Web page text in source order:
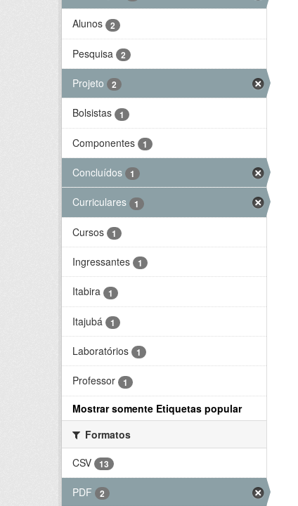
Alunos 2
Pesquisa 2
Projeto 2
Bolsistas 1
Componentes 1
Concluídos 1
Curriculares 1
Cursos 1
Ingressantes 1
Itabira 1
Itajubá 1
Laboratórios 1
Professor 1
Mostrar somente Etiquetas popular
Formatos
CSV
13
PDF 2